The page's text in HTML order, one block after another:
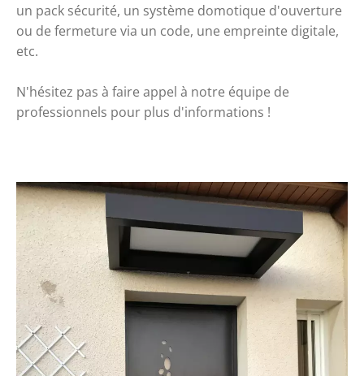
un pack sécurité, un système domotique d'ouverture
ou de fermeture via un code, une empreinte digitale,
etc.
N'hésitez pas à faire appel à notre équipe de
professionnels pour plus d'informations !